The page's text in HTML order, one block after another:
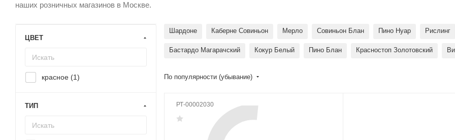
наших розничных магазинов в Москве.
Шардоне Каберне Совиньон Мерло Совиньон Блан Пино Нуар Рислинг
Бастардо Магарачский Кокур Белый Пино Блан Красностоп Золотовский
По популярности (убывание)
РТ-00002030
ЦВЕТ
красное (1)
ТИП